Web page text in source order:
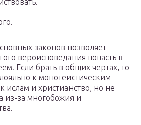
законов позволяет
вероисповедания попасть в
Если брать в общих чертах, то
к монотеистическим
ислам и христианство, но не
из-за многобожия и